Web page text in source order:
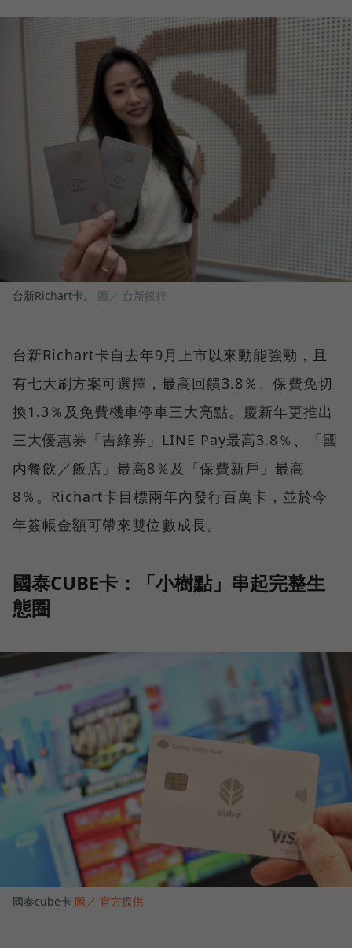
台新Richart卡。 圖／ 台新銀行
台新Richart卡自去年9月上市以來動能強勁，且
有七大刷方案可選擇，最高回饋3.8％、保費免切
換1.3％及免費機車停車三大亮點。慶新年更推出
三大優惠券「吉綠券」LINE Pay最高3.8％、「國
內餐飲／飯店」最高8％及「保費新戶」最高
8％。Richart卡目標兩年內發行百萬卡，並於今
年簽帳金額可帶來雙位數成長。
國泰CUBE卡：「小樹點」串起完整生
態圈
國泰cube卡 圖／ 官方提供